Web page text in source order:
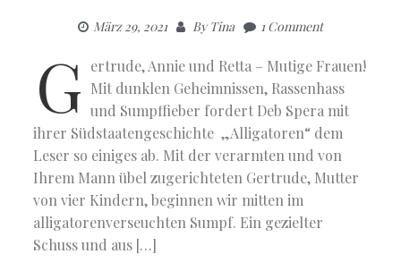
März 29, 2021 ByTina 1 Comment
G ertrude, Annie und Retta – Mutige Frauen!
Mit dunklen Geheimnissen, Rassenhass
und Sumpffieber fordert Deb Spera mit
ihrer Südstaatengeschichte „Alligatoren“ dem
Leser so einiges ab. Mit der verarmten und von
Ihrem Mann übel zugerichteten Gertrude, Mutter
von vier Kindern, beginnen wir mitten im
alligatorenverseuchten Sumpf. Ein gezielter
Schuss und aus […]